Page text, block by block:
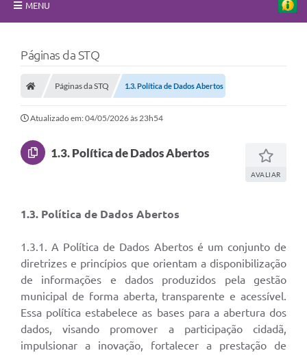
MENU
Principal
Nossa Cidade
Secretarias
Atos Oficiais
Notícias
Contratação de estagiário - estudante de Direito -
Procuradoria do Município de Valinhos
Vagas de emprego no PAT Valinhos
Contratos
Páginas da STQ
Páginas da STQ 1.3. Política de Dados Abertos
Atualizado em: 04/05/2026 às 23h54
1.3. Política de Dados Abertos
AVALIAR
1.3. Política de Dados Abertos
1.3.1. A Política de Dados Abertos é um conjunto de
diretrizes e princípios que orientam a disponibilização
de informações e dados produzidos pela gestão
municipal de forma aberta, transparente e acessível.
Essa política estabelece as bases para a abertura dos
dados, visando promover a participação cidadã,
impulsionar a inovação, fortalecer a prestação de